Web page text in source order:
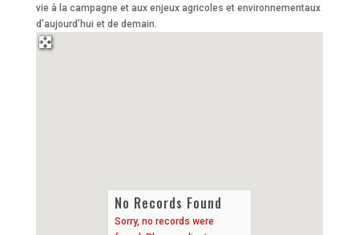
vie à la campagne et aux enjeux agricoles et environnementaux
d’aujourd’hui et de demain.
No Records Found
Sorry, no records were